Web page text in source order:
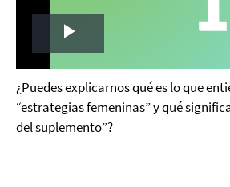
Play
Video
¿Puedes explicarnos qué es lo que
“estrategias femeninas” y qué
del suplemento”?